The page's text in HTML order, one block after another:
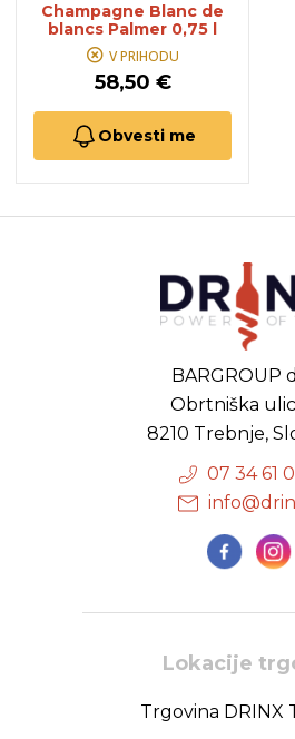
Champagne Blanc de
blancs Palmer 0,75 l
V PRIHODU
58,50 €
Obvesti me
BARGROUP
Obrtniška
8210 Trebnje,
07 34 61
Lokacije
Trgovina DRINX